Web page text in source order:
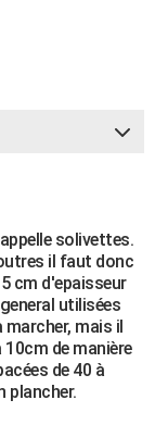
solivettes.
il faut donc
cm d'epaisseur
utilisées
mais il
de manière
de 40 à
plancher.